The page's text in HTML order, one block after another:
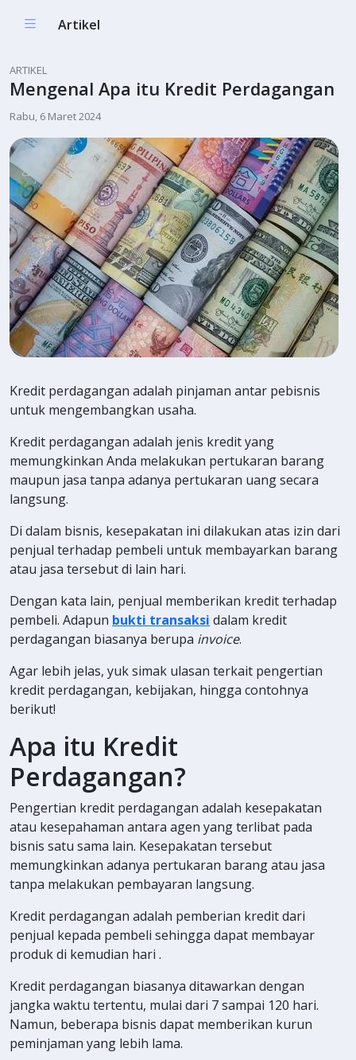
Artikel
ARTIKEL
Mengenal Apa itu Kredit Perdagangan
Rabu, 6 Maret 2024
Kredit perdagangan adalah pinjaman antar pebisnis
untuk mengembangkan usaha.
Kredit perdagangan adalah jenis kredit yang
memungkinkan Anda melakukan pertukaran barang
maupun jasa tanpa adanya pertukaran uang secara
langsung.
Di dalam bisnis, kesepakatan ini dilakukan atas izin dari
penjual terhadap pembeli untuk membayarkan barang
atau jasa tersebut di lain hari.
Dengan kata lain, penjual memberikan kredit terhadap
pembeli. Adapun bukti transaksi dalam kredit
perdagangan biasanya berupa invoice.
Agar lebih jelas, yuk simak ulasan terkait pengertian
kredit perdagangan, kebijakan, hingga contohnya
berikut!
Apa itu Kredit
Perdagangan?
Pengertian kredit perdagangan adalah kesepakatan
atau kesepahaman antara agen yang terlibat pada
bisnis satu sama lain. Kesepakatan tersebut
memungkinkan adanya pertukaran barang atau jasa
tanpa melakukan pembayaran langsung.
Kredit perdagangan adalah pemberian kredit dari
penjual kepada pembeli sehingga dapat membayar
produk di kemudian hari .
Kredit perdagangan biasanya ditawarkan dengan
jangka waktu tertentu, mulai dari 7 sampai 120 hari.
Namun, beberapa bisnis dapat memberikan kurun
peminjaman yang lebih lama.